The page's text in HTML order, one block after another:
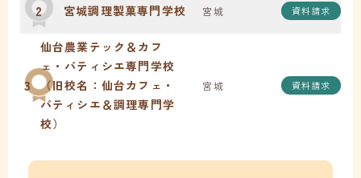
2 宮城調理製菓専門学校 宮城 資料請求
3
仙台農業テック＆カフ
ェ・パティシエ専門学校
（旧校名：仙台カフェ・
パティシエ＆調理専門学
校）
宮城 資料請求